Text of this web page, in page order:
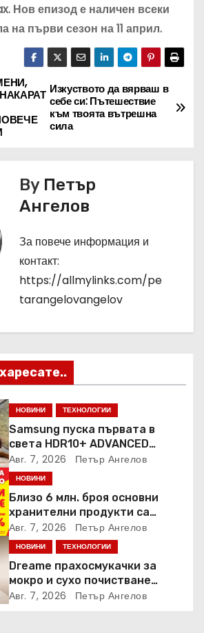
Нов епизод е наличен всеки
на първи сезон на 11 април.
Изкуството да вярваш в
себе си: Пътешествие
към твоята вътрешна
сила
By Петър
Ангелов
За повече информация и
контакт:
https://allmylinks.com/pe
tarangelovangelov
НОВИНИ ТЕХНОЛОГИИ
Samsung пуска първата в
света HDR10+ ADVANCED
стрийминг услуга в Prime
Video
Авг. 7, 2026 Петър Ангелов
НОВИНИ
Близо 6 млн. броя основни
хранителни продукти са
закупени от „Кошница с
грижа“ в Kaufland от старта на
кампанията
Авг. 7, 2026 Петър Ангелов
НОВИНИ ТЕХНОЛОГИИ
Dreame прахосмукачки за
мокро и сухо почистване
надхвърлиха 2 000 патентни
Авг. 7, 2026 Петър Ангелов